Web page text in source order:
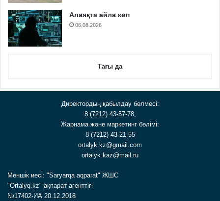
Алаяқта айла көп
06.08.2026
Тағы да
Директордың қабылдау бөлмесі:
8 (7212) 43-57-78,
Жарнама және маркетинг бөлімі:
8 (7212) 43-21-55
ortalyk.kz@gmail.com
ortalyk.kaz@mail.ru
Меншік иесі: "Saryarqa aqparat" ЖШС
"Ortalyq.kz" ақпарат агенттігі
№17402-ИА 20.12.2018